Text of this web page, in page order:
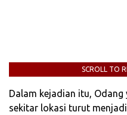
SCROLL TO
Dalam kejadian itu,
sekitar lokasi turut